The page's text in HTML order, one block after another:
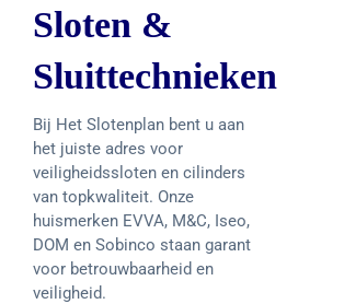
Sloten &
Sluittechnieken
Bij Het Slotenplan bent u aan
het juiste adres voor
veiligheidssloten en cilinders
van topkwaliteit. Onze
huismerken EVVA, M&C, Iseo,
DOM en Sobinco staan garant
voor betrouwbaarheid en
veiligheid.